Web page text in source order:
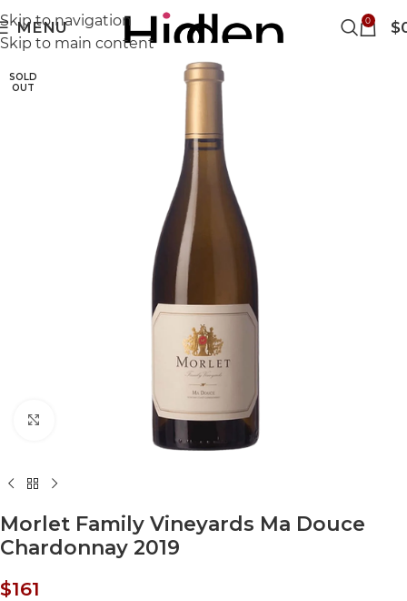
Skip to navigation
Skip to main content
MENU 0 $
SOLD
OUT
Click to enlarge
Morlet Family Vineyards Ma Douce
Chardonnay 2019
$161